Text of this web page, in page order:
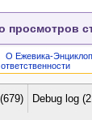
просмотров
О Ежевика-
Debug log